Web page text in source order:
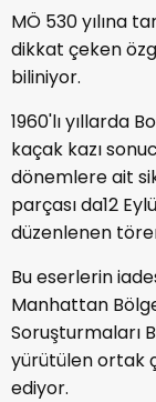
MÖ 530 yılına
dikkat çeken
biliniyor.
1960'lı yıllarda
kaçak kazı
dönemlere ait
parçası da12
düzenlenen
Bu eserlerin
Manhattan
Soruşturmaları
yürütülen ortak
ediyor.